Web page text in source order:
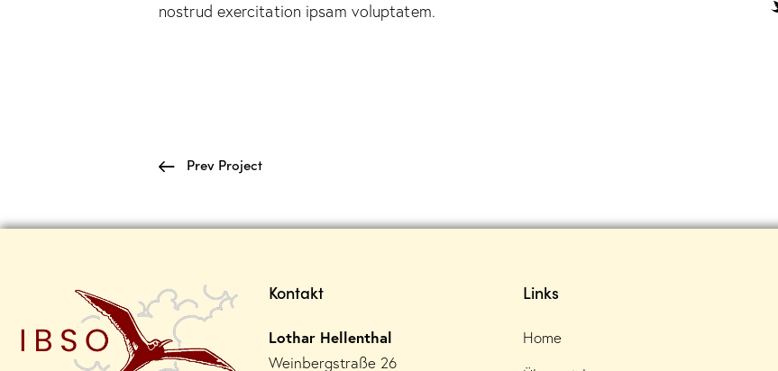
nostrud exercitation ipsam voluptatem.
Prev Project
Kontakt
Lothar Hellenthal
Weinbergstraße 26
Links
Home